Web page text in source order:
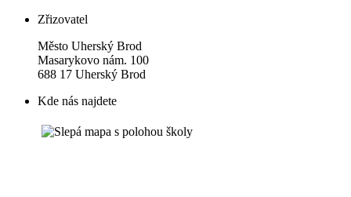
Zřizovatel
Město Uherský Brod
Masarykovo nám. 100
688 17 Uherský Brod
Kde nás najdete